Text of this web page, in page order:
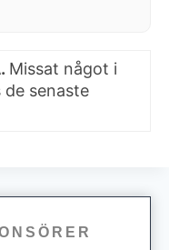
Missat något i
senaste